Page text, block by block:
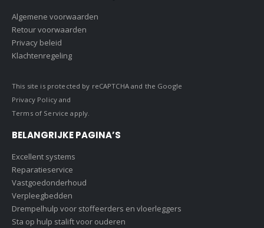
Algemene voorwaarden
Retour voorwaarden
Privacy beleid
Klachtenregeling
This site is protected by reCAPTCHA and the Google
Privacy Policyand
Terms of Service apply.
BELANGRIJKE PAGINA’S
Excellent systems
Reparatieservice
Vastgoedonderhoud
Verpleegbedden
Drempelhulp voor stoffeerders en vloerleggers
Sta op hulp stalift voor ouderen